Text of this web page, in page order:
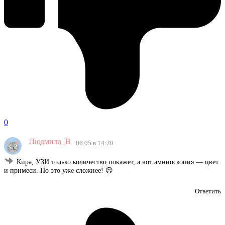
0
Людмила_В 06.05 в 14:20
Кира, УЗИ только количество покажет, а вот амниоскопия — цвет
и примеси. Но это уже сложнее! 😣
Ответить